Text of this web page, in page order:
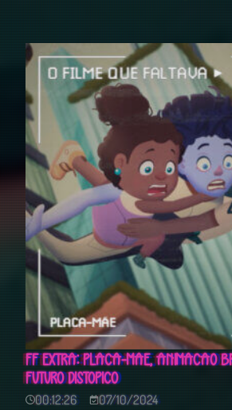
FF EXTRA: PLACA-MÃE, ANIMAÇÃO
FUTURO DISTÓPICO
00:12:26
07/10/2024